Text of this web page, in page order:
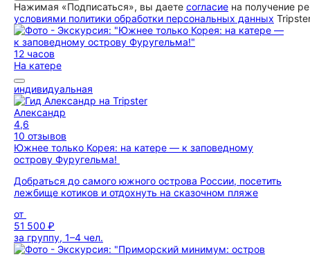
Нажимая «Подписаться», вы даете согласие на получение
условиями политики обработки персональных данных
12 часов
На катере
индивидуальная
Александр
4,6
10 отзывов
Южнее только Корея: на катере — к заповедному
острову Фуругельма!
Добраться до самого южного острова России, посетить
лежбище котиков и отдохнуть на сказочном пляже
от
51 500 ₽
за группу, 1–4 чел.